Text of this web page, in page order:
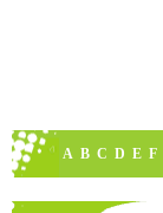
A B C D E F